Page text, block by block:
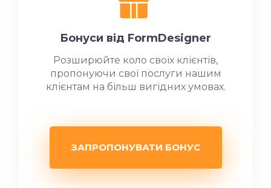
Бонуси від FormDesigner
Розширюйте коло своїх клієнтів,
пропонуючи свої послуги нашим
клієнтам на більш вигідних умовах.
ЗАПРОПОНУВАТИ БОНУС